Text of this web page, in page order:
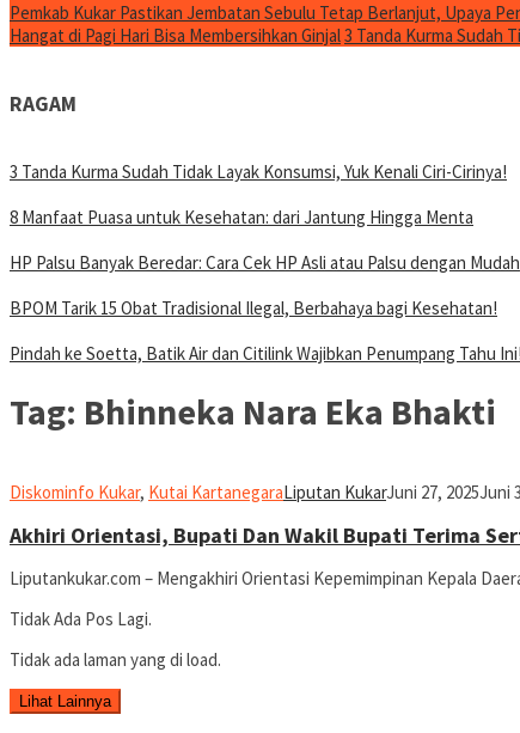
Pemkab Kukar Pastikan Jembatan Sebulu Tetap Berlanjut, Upaya
Hangat di Pagi Hari Bisa Membersihkan Ginjal3 Tanda Kurma Sudah
RAGAM
3 Tanda Kurma Sudah Tidak Layak Konsumsi, Yuk Kenali Ciri-Cirinya!
8 Manfaat Puasa untuk Kesehatan: dari Jantung Hingga Menta
HP Palsu Banyak Beredar: Cara Cek HP Asli atau Palsu dengan Mudah
BPOM Tarik 15 Obat Tradisional Ilegal, Berbahaya bagi Kesehatan!
Pindah ke Soetta, Batik Air dan Citilink Wajibkan Penumpang Tahu Ini!
Tag: Bhinneka Nara Eka Bhakti
Diskominfo Kukar, Kutai KartanegaraLiputan KukarJuni 27, 2025Juni
Akhiri Orientasi, Bupati Dan Wakil Bupati Terima
Liputankukar.com – Mengakhiri Orientasi Kepemimpinan Kepala
Tidak Ada Pos Lagi.
Tidak ada laman yang di load.
Lihat Lainnya